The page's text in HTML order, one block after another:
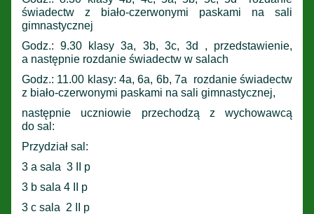
świadectw z biało-czerwonymi paskami na sali
gimnastycznej
Godz.: 9.30 klasy 3a, 3b, 3c, 3d , przedstawienie,
a następnie rozdanie świadectw w salach
Godz.: 11.00 klasy: 4a, 6a, 6b, 7a rozdanie świadectw
z biało-czerwonymi paskami na sali gimnastycznej,
następnie uczniowie przechodzą z wychowawcą
do sal:
Przydział sal:
3 a sala 3 II p
3 b sala 4 II p
3 c sala 2 II p